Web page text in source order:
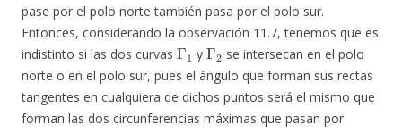
pase por el polo norte también pasa por el polo sur.
Entonces, considerando la observación 11.7, tenemos que es
indistinto si las dos curvas
Γ1
y
Γ2
se intersecan en el polo
norte o en el polo sur, pues el ángulo que forman sus rectas
tangentes en cualquiera de dichos puntos será el mismo que
forman las dos circunferencias máximas que pasan por